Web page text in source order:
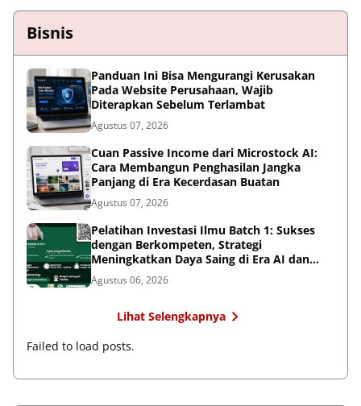
Bisnis
Panduan Ini Bisa Mengurangi Kerusakan
Pada Website Perusahaan, Wajib
Diterapkan Sebelum Terlambat
Agustus 07, 2026
Cuan Passive Income dari Microstock AI:
Cara Membangun Penghasilan Jangka
Panjang di Era Kecerdasan Buatan
Agustus 07, 2026
Pelatihan Investasi Ilmu Batch 1: Sukses
dengan Berkompeten, Strategi
Meningkatkan Daya Saing di Era AI dan
Persaingan Global
Agustus 06, 2026
Lihat Selengkapnya
Failed to load posts.